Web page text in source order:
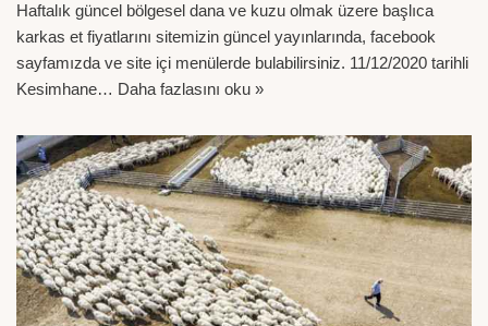
Haftalık güncel bölgesel dana ve kuzu olmak üzere başlıca
karkas et fiyatlarını sitemizin güncel yayınlarında, facebook
sayfamızda ve site içi menülerde bulabilirsiniz. 11/12/2020 tarihli
Kesimhane… Daha fazlasını oku »